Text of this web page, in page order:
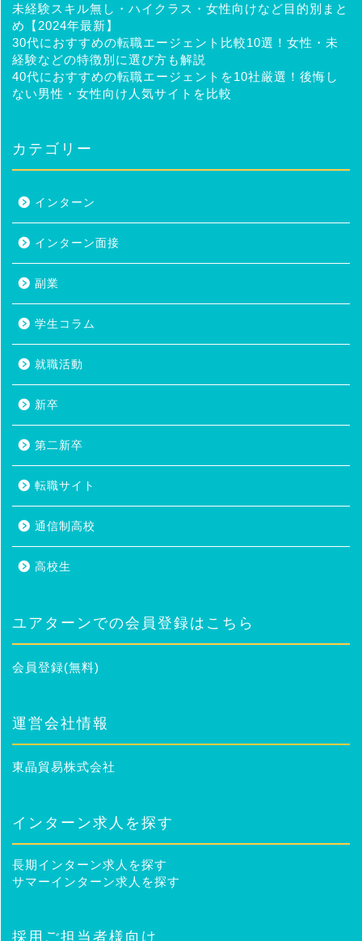
未経験スキル無し・ハイクラス・女性向けなど目的別まと
め【2024年最新】
30代におすすめの転職エージェント比較10選！女性・未
経験などの特徴別に選び方も解説
40代におすすめの転職エージェントを10社厳選！後悔し
ない男性・女性向け人気サイトを比較
カテゴリー
インターン
インターン面接
副業
学生コラム
就職活動
新卒
第二新卒
転職サイト
通信制高校
高校生
ユアターンでの会員登録はこちら
会員登録(無料)
運営会社情報
東晶貿易株式会社
インターン求人を探す
長期インターン求人を探す
サマーインターン求人を探す
採用ご担当者様向け